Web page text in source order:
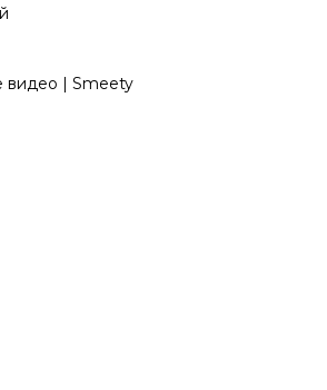
видео | Smeety